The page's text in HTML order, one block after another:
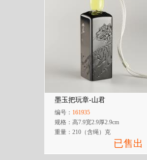
墨玉把玩章-山君
编号： 161935
规格：高7.9宽2.9厚2.9cm
重量：210（含绳）克
已售出